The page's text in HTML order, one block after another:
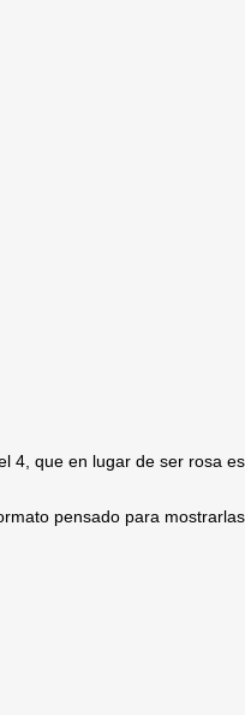
que en lugar de ser rosa
pensado para